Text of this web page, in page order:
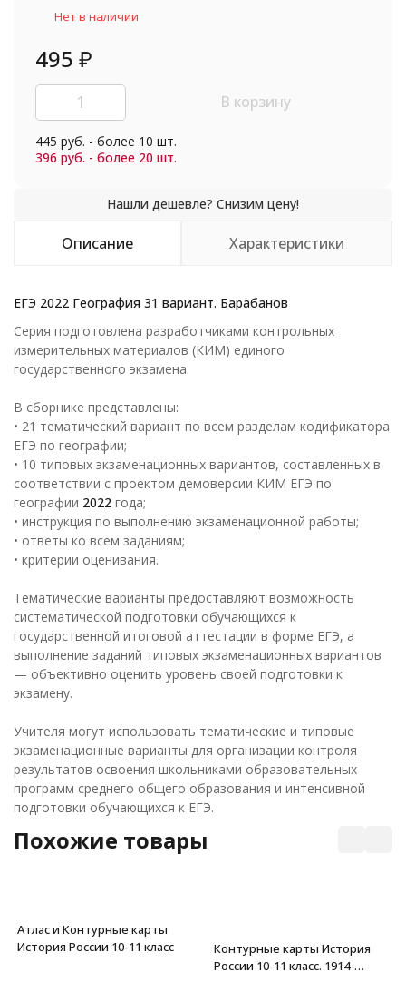
Нет в наличии
495 ₽
В корзину
445 руб. - более 10 шт.
396 руб. - более 20 шт.
Описание Характеристики
ЕГЭ 2022 География 31 вариант. Барабанов
Серия подготовлена разработчиками контрольных
измерительных материалов (КИМ) единого
государственного экзамена.
В сборнике представлены:
• 21 тематический вариант по всем разделам кодификатора
ЕГЭ по географии;
• 10 типовых экзаменационных вариантов, составленных в
соответствии с проектом демоверсии КИМ ЕГЭ по
географии 2022 года;
• инструкция по выполнению экзаменационной работы;
• ответы ко всем заданиям;
• критерии оценивания.
Тематические варианты предоставляют возможность
систематической подготовки обучающихся к
государственной итоговой аттестации в форме ЕГЭ, а
выполнение заданий типовых экзаменационных вариантов
— объективно оценить уровень своей подготовки к
экзамену.
Учителя могут использовать тематические и типовые
экзаменационные варианты для организации контроля
результатов освоения школьниками образовательных
программ среднего общего образования и интенсивной
подготовки обучающихся к ЕГЭ.
Похожие товары
Атлас и Контурные карты
История России 10-11 класс
Контурные карты История
России 10-11 класс. 1914-